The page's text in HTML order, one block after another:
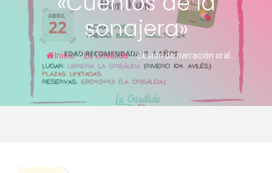
sonajera»
Inicio / La Crisálida / Sesión de narración oral...